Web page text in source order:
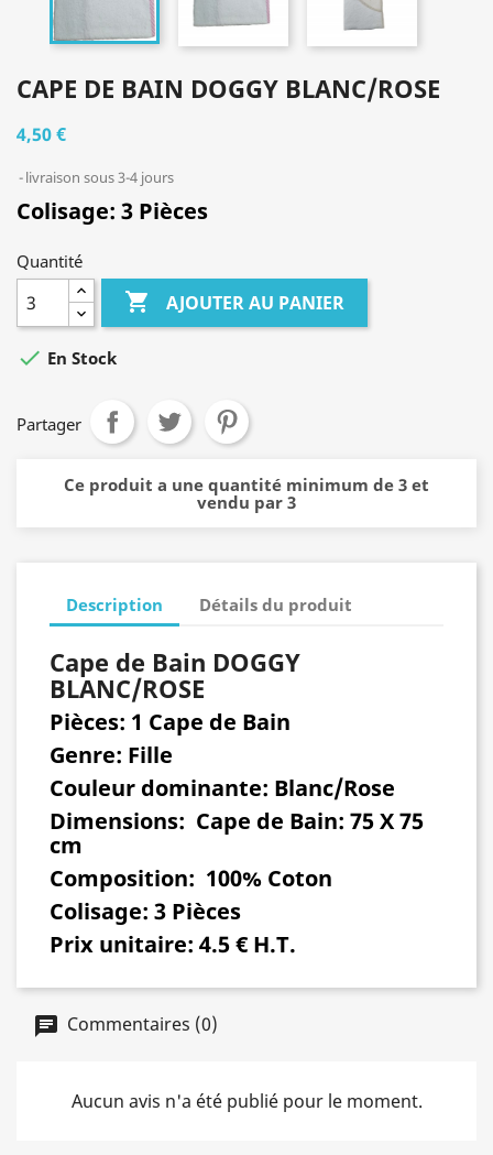
CAPE DE BAIN DOGGY BLANC/ROSE
4,50 €
livraison sous 3-4 jours
Colisage: 3 Pièces
Quantité
 AJOUTER AU PANIER
 En Stock
Partager
Ce produit a une quantité minimum de 3 et
vendu par 3
Description Détails du produit
Cape de Bain DOGGY
BLANC/ROSE
Pièces: 1 Cape de Bain
Genre: Fille
Couleur dominante: Blanc/Rose
Dimensions: Cape de Bain: 75 X 75
cm
Composition: 100% Coton
Colisage: 3 Pièces
Prix unitaire: 4.5 € H.T.
Commentaires (0)
Aucun avis n'a été publié pour le moment.